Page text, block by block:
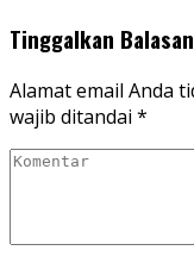
Tinggalkan Balasan
Alamat email Anda
wajib ditandai *